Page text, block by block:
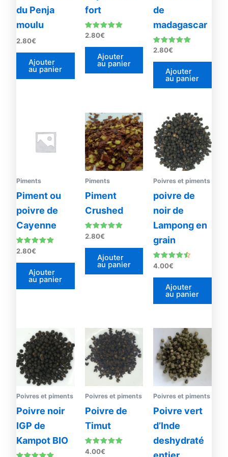
du Penja
moulu
2.80€
Ajouter
au panier
fort
Note
sur 5
2.80€
Ajouter
au panier
de
madagascar
Note
sur 5
2.80€
Ajouter
au panier
Piments
Piment ou
poivre de
Cayenne
Note
5.00
sur 5
2.80€
Ajouter
au panier
Piments
Piment
Crushed
Note
5.00
sur 5
2.80€
Ajouter
au panier
Poivres et piments
poivre de
noir de
Lampong en
grain
Note
4.33
sur 5
4.00€
Ajouter
au panier
Poivres et piments
Poivre noir
IGP de
Kampot BIO
de
prix :
4.00€
à
produit
plusieurs
variations.
Les
options
être
choisies
Poivres et piments
Poivre de
Timut
Note
4.00€
Poivres et piments
Poivre vert
d’Inde
deshydraté
prix :
4.00€